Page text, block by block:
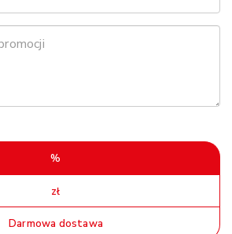
%
zł
Darmowa dostawa